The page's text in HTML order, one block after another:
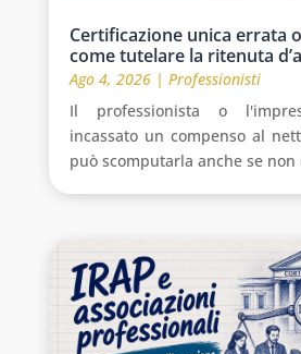
Certificazione unica errata
come tutelare la ritenuta
Ago 4, 2026| Professionisti
Il professionista o
incassato un compenso al
può scomputarla anche se